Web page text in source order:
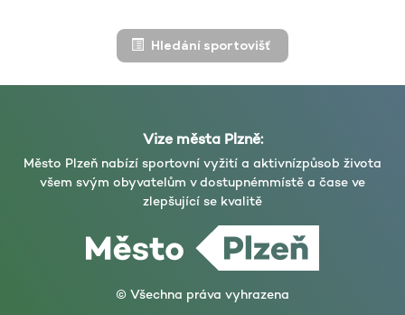
Hledání sportovišť
Vize města Plzně:
Město Plzeň nabízí sportovní vyžití a aktivnízpůsob života
všem svým obyvatelům v dostupnémmístě a čase ve
zlepšující se kvalitě
© Všechna práva vyhrazena